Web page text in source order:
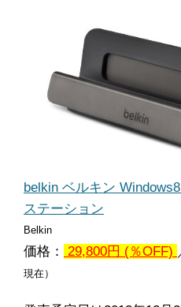
belkin ベルキン
ステーション
Belkin
価格： 29,800円 (％OFF)
現在）